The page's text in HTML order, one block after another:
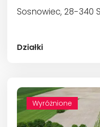
Sosnowiec, 28-340
Działki
Wyróżnione